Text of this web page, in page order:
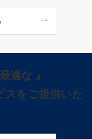
最適な 』
スをご提供いた